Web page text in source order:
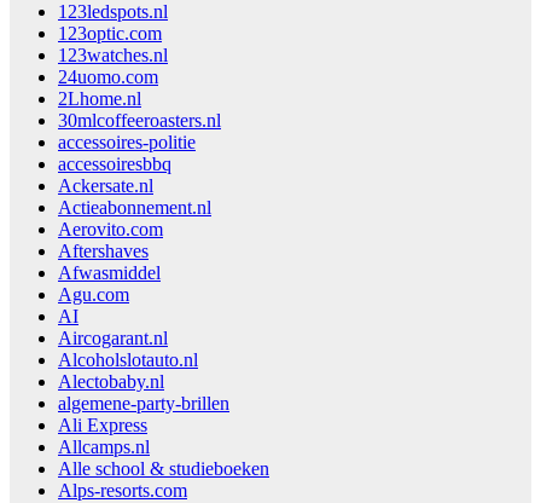
123ledspots.nl
123optic.com
123watches.nl
24uomo.com
2Lhome.nl
30mlcoffeeroasters.nl
accessoires-politie
accessoiresbbq
Ackersate.nl
Actieabonnement.nl
Aerovito.com
Aftershaves
Afwasmiddel
Agu.com
AI
Aircogarant.nl
Alcoholslotauto.nl
Alectobaby.nl
algemene-party-brillen
Ali Express
Allcamps.nl
Alle school & studieboeken
Alps-resorts.com